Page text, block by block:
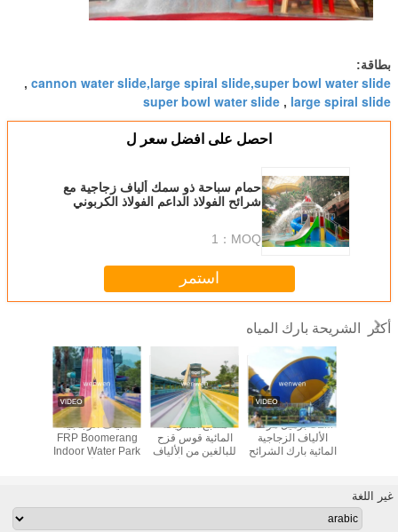
بطاقة:
cannon water slide,large spiral slide,super bowl water slide
,
large spiral slide
,
super bowl water slide
احصل على افضل سعر ل
حمام سباحة ذو سمك ألياف زجاجية مع
شرائح الفولاذ الداعم الفولاذ الكربوني
MOQ：
1
استمر
أكثر الشريحة بارك المياه
الألياف الزجاجية
FRP Boomerang
Indoor Water Park
منتجع الشريحة
المائية قوس قزح
للبالغين من الألياف
OEM برميل مزلقة
الألياف الزجاجية
المائية بارك الشرائح
غير اللغة